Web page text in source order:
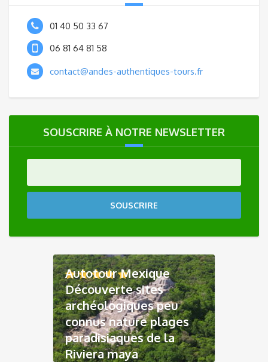
01 40 50 33 67
06 81 64 81 58
contact@andes-authentiques-tours.fr
SOUSCRIRE À NOTRE NEWSLETTER
SOUSCRIRE
Autotour Mexique
Découverte sites
archéologiques peu
connus nature plages
paradisiaques de la
Riviera maya